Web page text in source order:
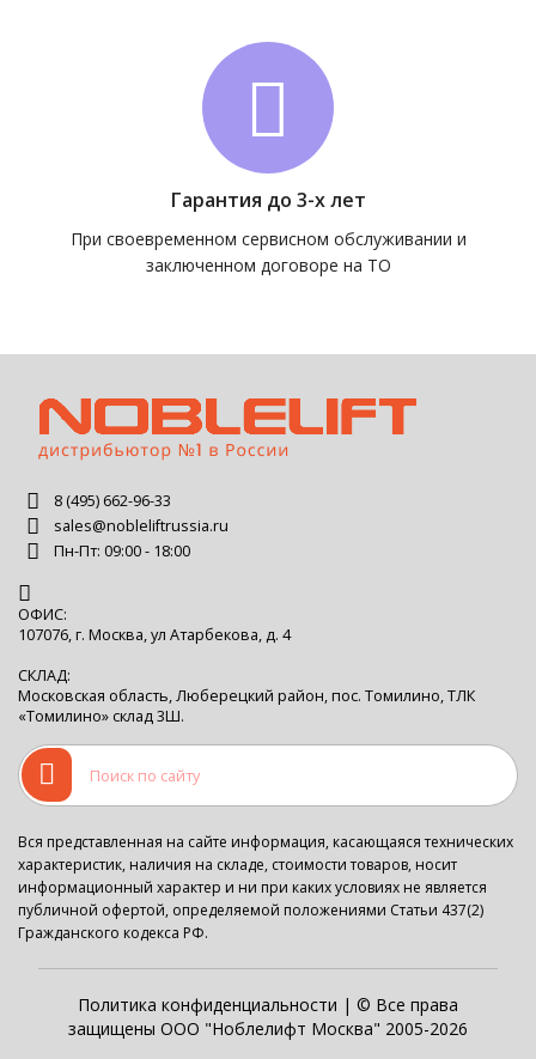
Гарантия до 3-х лет
При своевременном сервисном обслуживании и
заключенном договоре на ТО
8 (495) 662-96-33
sales@nobleliftrussia.ru
Пн-Пт: 09:00 - 18:00
ОФИС:
107076, г. Москва, ул Атарбекова, д. 4
СКЛАД:
Московская область, Люберецкий район, пос. Томилино, ТЛК
«Томилино» склад 3Ш.
Вся представленная на сайте информация, касающаяся технических
характеристик, наличия на складе, стоимости товаров, носит
информационный характер и ни при каких условиях не является
публичной офертой, определяемой положениями Статьи 437(2)
Гражданского кодекса РФ.
Политика конфиденциальности | © Все права
защищены ООО "Ноблелифт Москва" 2005-2026